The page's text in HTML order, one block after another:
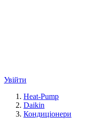
Увійти
Heat-Pump
Daikin
Кондиціонери